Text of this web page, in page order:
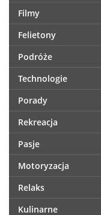
Filmy
Felietony
Podróże
Technologie
Porady
Rekreacja
Pasje
Motoryzacja
Relaks
Kulinarne